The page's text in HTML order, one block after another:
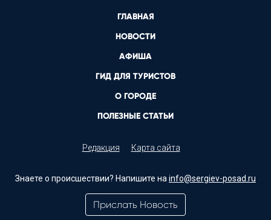
ГЛАВНАЯ
НОВОСТИ
АФИША
ГИД ДЛЯ ТУРИСТОВ
О ГОРОДЕ
ПОЛЕЗНЫЕ СТАТЬИ
Редакция Карта сайта
Знаете о происшествии? Напишите на info@sergiev-posad.ru
Прислать Новость